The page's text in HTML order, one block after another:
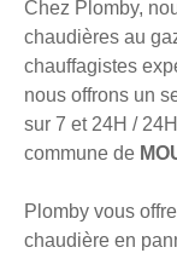
Chez Plomby,
chaudières au
chauffagistes
nous offrons un
sur 7 et 24H /
commune de
Plomby vous
chaudière en